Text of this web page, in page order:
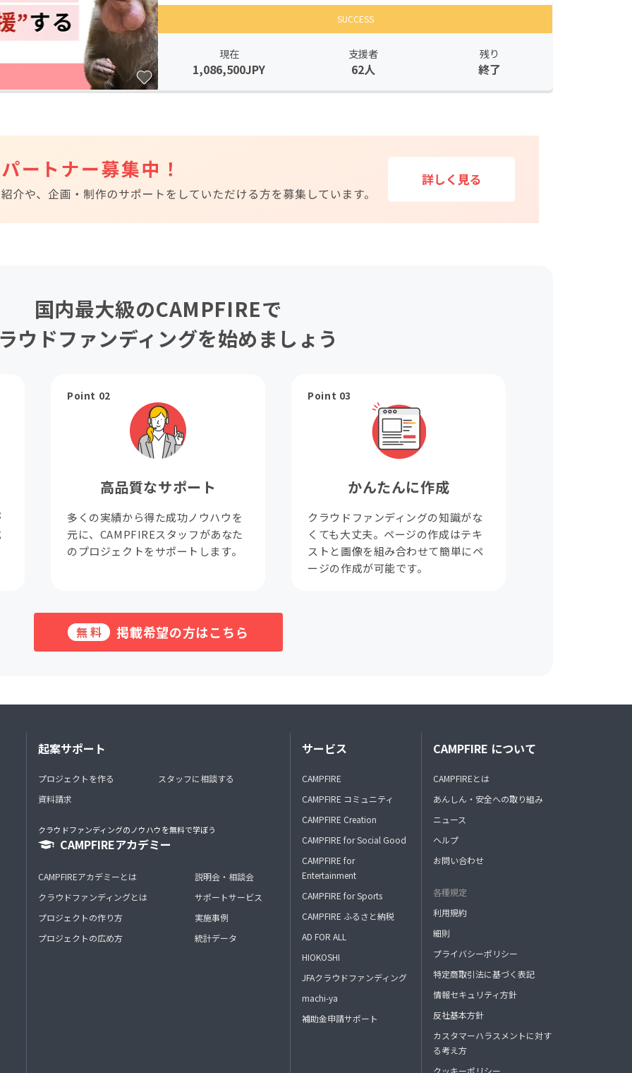
SUCCESS
現在
1,086,500JPY
支援者
62人
残り
終了
国内最大級のCAMPFIREで
ウドファンディングを始めましょう
Point 02
高品質なサポート
多くの実績から得た成功ノウハウを
元に、CAMPFIREスタッフがあなた
のプロジェクトをサポートします。
Point 03
かんたんに作成
クラウドファンディングの知識がな
くても大丈夫。ページの作成はテキ
ストと画像を組み合わせて簡単にペ
ージの作成が可能です。
無料 掲載希望の方はこちら
起案サポート
プロジェクトを作る
資料請求
スタッフに相談する
クラウドファンディングのノウハウを無料で学ぼう
CAMPFIREアカデミー
CAMPFIREアカデミーとは
クラウドファンディングとは
プロジェクトの作り方
プロジェクトの広め方
説明会・相談会
サポートサービス
実施事例
統計データ
サービス
CAMPFIRE
CAMPFIRE コミュニティ
CAMPFIRE Creation
CAMPFIRE for Social Good
CAMPFIRE for
Entertainment
CAMPFIRE for Sports
CAMPFIRE ふるさと納税
AD FOR ALL
HIOKOSHI
JFAクラウドファンディング
machi-ya
補助金申請サポート
CAMPFIRE について
CAMPFIREとは
あんしん・安全への取り組み
ニュース
ヘルプ
お問い合わせ
各種規定
利用規約
細則
プライバシーポリシー
特定商取引法に基づく表記
情報セキュリティ方針
反社基本方針
カスタマーハラスメントに対す
る考え方
クッキーポリシー